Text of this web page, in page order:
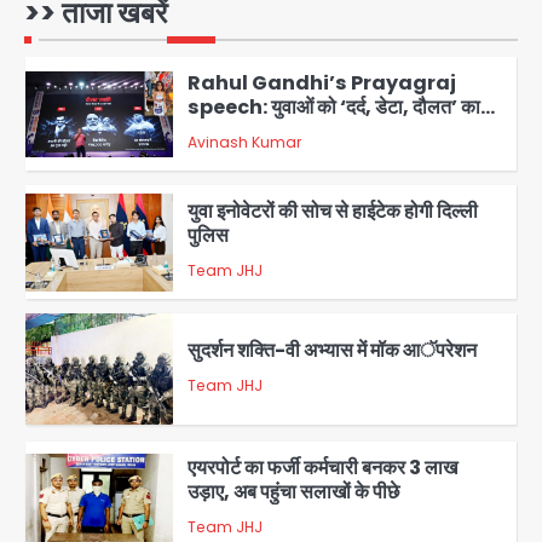
>> ताजा खबरें
1
2
Rahul Gandhi’s Prayagraj
speech: युवाओं को ‘दर्द, डेटा, दौलत’ का
संदेश, बीजेपी का वार
Avinash Kumar
3
युवा इनोवेटरों की सोच से हाईटेक होगी दिल्ली
पुलिस
Team JHJ
4
सुदर्शन शक्ति-वी अभ्यास में मॉक आॅपरेशन
Team JHJ
एयरपोर्ट का फर्जी कर्मचारी बनकर 3 लाख
उड़ाए, अब पहुंचा सलाखों के पीछे
Team JHJ